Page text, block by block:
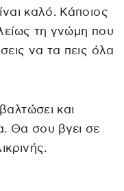
καλό. Κάποιος
τη γνώμη που
να τα πεις όλα
και
Θα σου βγει σε